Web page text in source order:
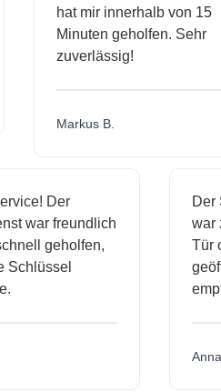
hat mir innerhalb von 15
Minuten geholfen. Sehr
zuverlässig!
Markus B.
Der
war freundlich
geholfen,
Schlüssel